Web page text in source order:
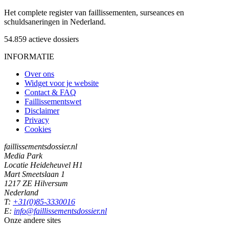
Het complete register van faillissementen, surseances en
schuldsaneringen in Nederland.
54.859 actieve dossiers
INFORMATIE
Over ons
Widget voor je website
Contact & FAQ
Faillissementswet
Disclaimer
Privacy
Cookies
faillissementsdossier.nl
Media Park
Locatie Heideheuvel H1
Mart Smeetslaan 1
1217 ZE Hilversum
Nederland
T: +31(0)85-3330016
E: info@faillissementsdossier.nl
Onze andere sites